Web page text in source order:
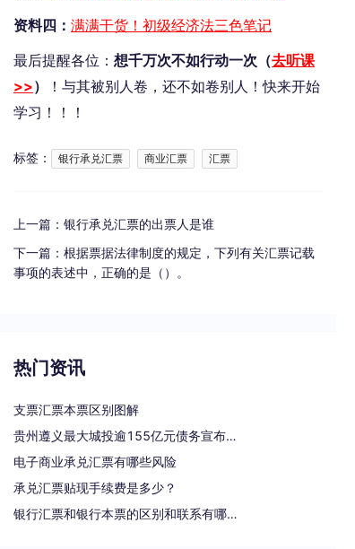
资料四： 满满干货！初级经济法三色笔记
最后提醒各位： 想千万次不如行动一次（去听课
>>）
！与其被别人卷，还不如卷别人！快来开始
学习！！！
标签： 银行承兑汇票 商业汇票 汇票
上一篇： 银行承兑汇票的出票人是谁
下一篇： 根据票据法律制度的规定，下列有关汇票记载
事项的表述中，正确的是（）。
热门资讯
支票汇票本票区别图解
贵州遵义最大城投逾155亿元债务宣布重组
电子商业承兑汇票有哪些风险
承兑汇票贴现手续费是多少？
银行汇票和银行本票的区别和联系有哪些（一文读懂支票、本票和汇票的区别）